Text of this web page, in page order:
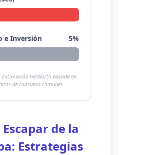
e Inversión 5%
Estimación netWorth basada en
de consumo comunes.
de la
Estrategias